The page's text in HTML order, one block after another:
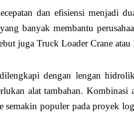
dan efisiensi menjadi
banyak membantu
juga Truck Loader Crane atau
dengan lengan
alat tambahan.
semakin populer pada proyek